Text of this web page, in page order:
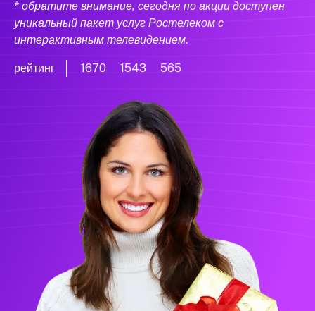
* обратите внимание, сегодня по акции доступен
уникальный пакет услуг Ростелеком с
интерактивным телевидением.
рейтинг 1670 1543 565